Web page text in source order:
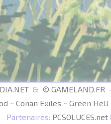
& © GAMELAND.FR
~ Conan Exiles ~ Green Hell
Partenaires: PCSOLUCES.net